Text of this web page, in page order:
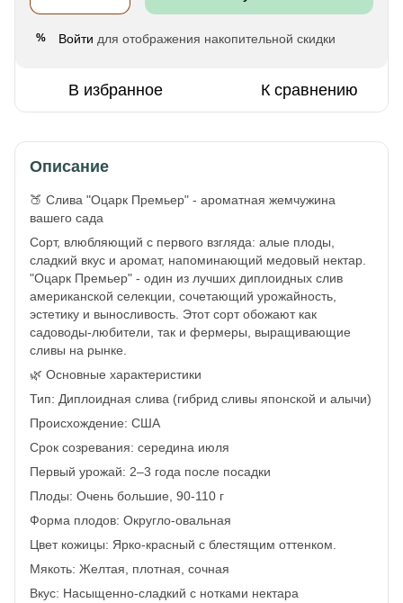
% Войти для отображения накопительной скидки
В избранное К сравнению
Описание
🍑 Слива "Оцарк Премьер" - ароматная жемчужина
вашего сада
Сорт, влюбляющий с первого взгляда: алые плоды,
сладкий вкус и аромат, напоминающий медовый нектар.
"Оцарк Премьер" - один из лучших диплоидных слив
американской селекции, сочетающий урожайность,
эстетику и выносливость. Этот сорт обожают как
садоводы-любители, так и фермеры, выращивающие
сливы на рынке.
🌿 Основные характеристики
Тип: Диплоидная слива (гибрид сливы японской и алычи)
Происхождение: США
Срок созревания: середина июля
Первый урожай: 2–3 года после посадки
Плоды: Очень большие, 90-110 г
Форма плодов: Округло-овальная
Цвет кожицы: Ярко-красный с блестящим оттенком.
Мякоть: Желтая, плотная, сочная
Вкус: Насыщенно-сладкий с нотками нектара